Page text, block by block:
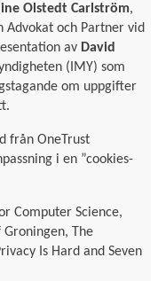
Olstedt Carlström,
och Partner vid
av David
(IMY) som
om uppgifter
från OneTrust
i en ”cookies-
Computer Science,
The
Is Hard and Seven